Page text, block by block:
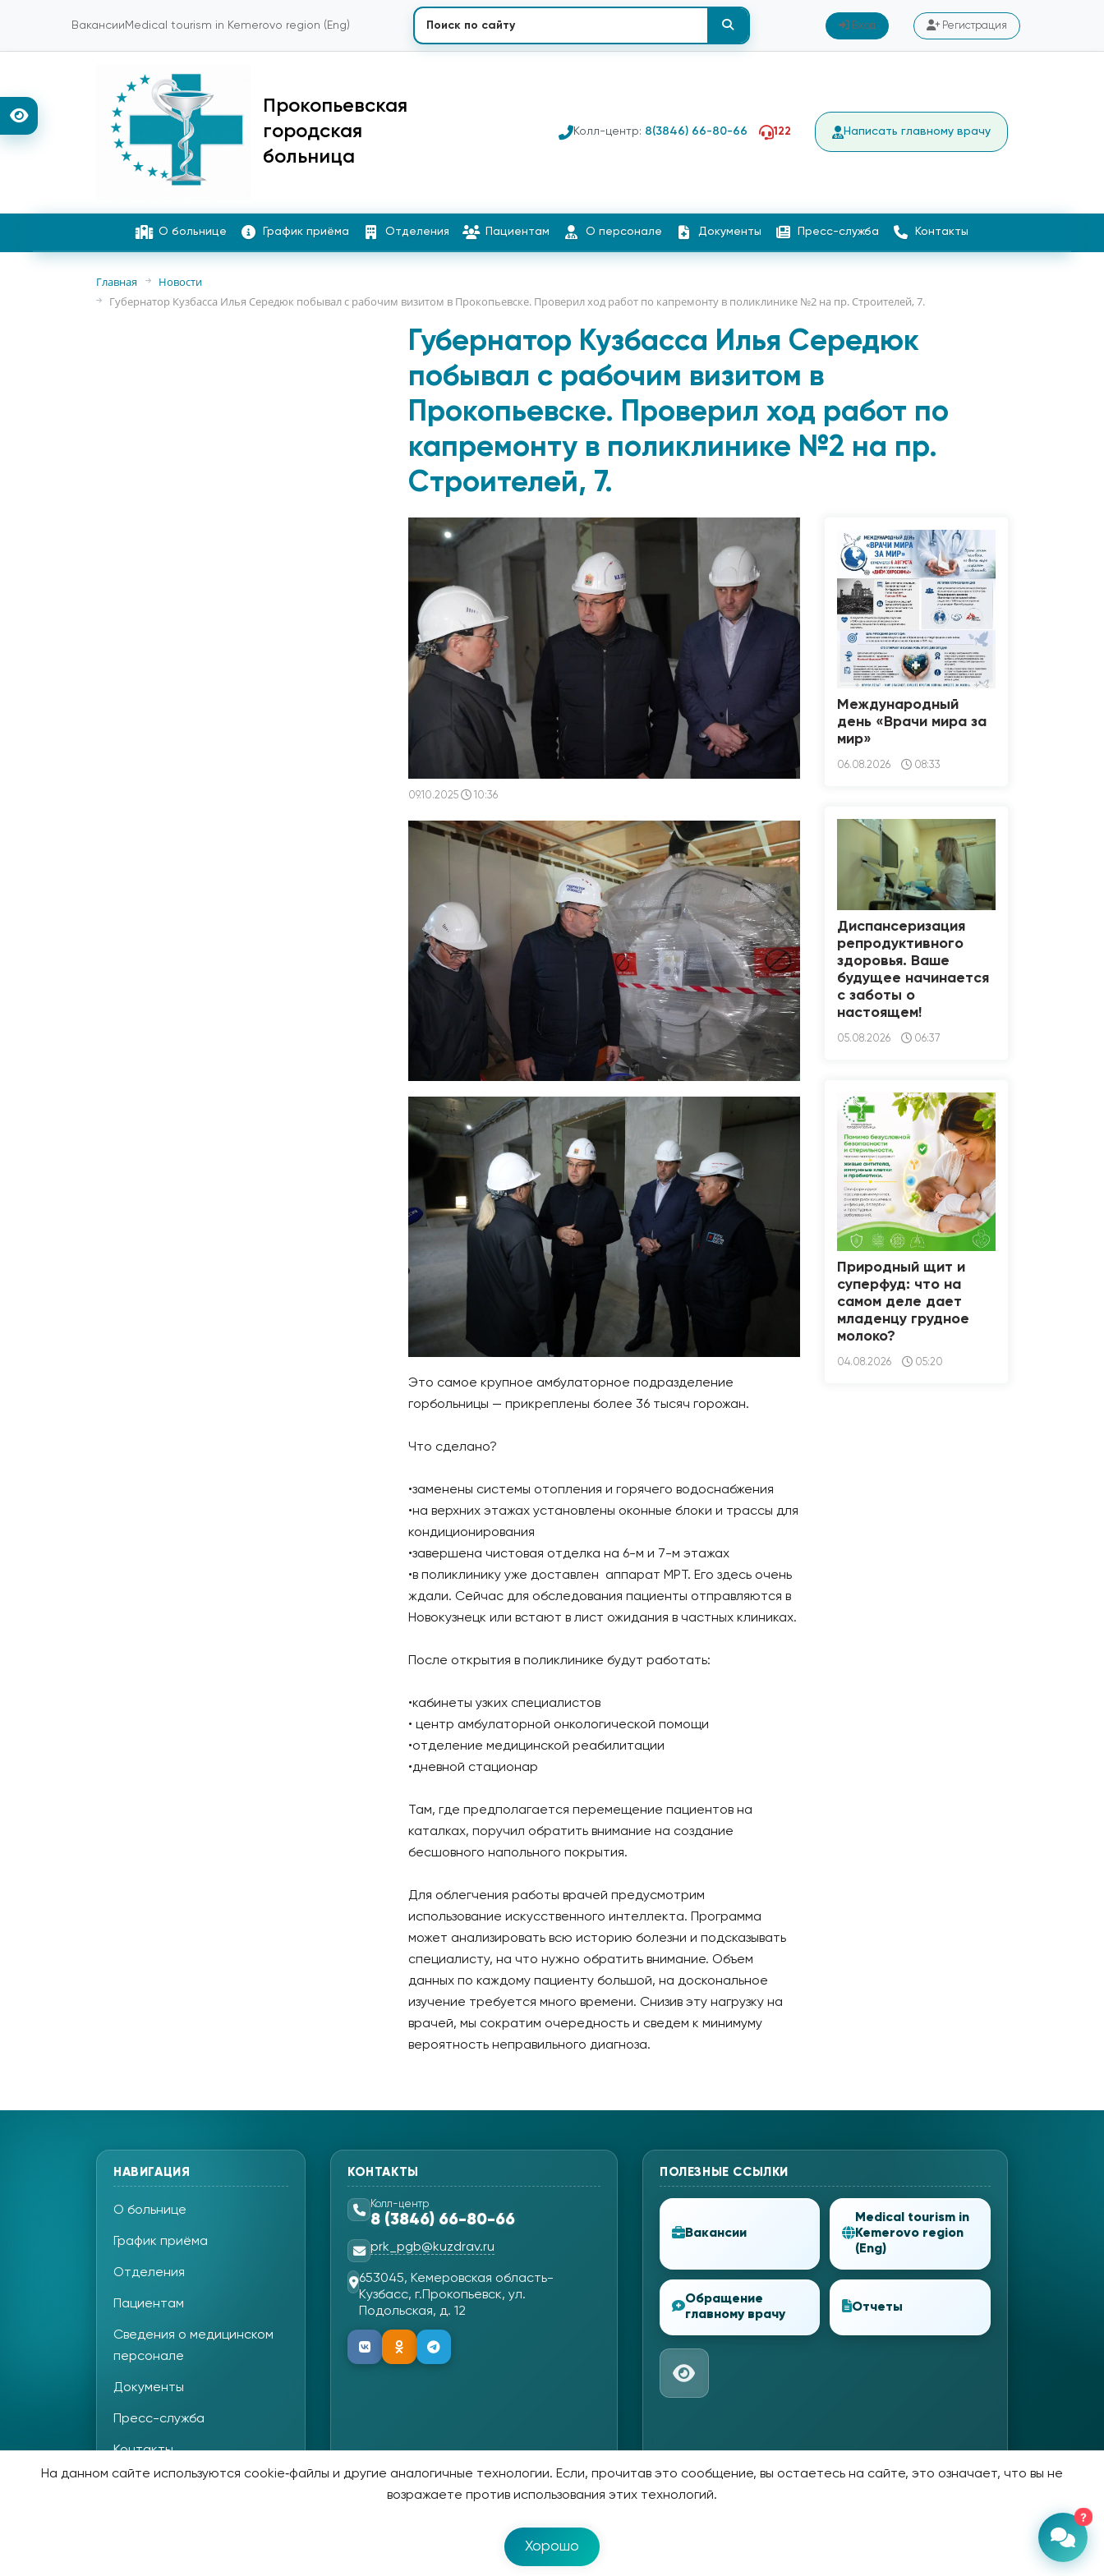
Вакансии Medical tourism in Kemerovo region (Eng) Вход Регистрация
Прокопьевская
городская
больница
Колл-центр: 8(3846) 66-80-66 122 Написать главному врачу
О больнице График приёма Отделения Пациентам О персонале Документы Пресс-служба Контакты
Главная
Новости
Губернатор Кузбасса Илья Середюк побывал с рабочим визитом в Прокопьевске. Проверил ход работ по капремонту в поликлинике №2 на пр. Строителей, 7.
Губернатор Кузбасса Илья Середюк
побывал с рабочим визитом в
Прокопьевске. Проверил ход работ по
капремонту в поликлинике №2 на пр.
Строителей, 7.
09.10.2025 10:36
Это самое крупное амбулаторное подразделение
горбольницы — прикреплены более 36 тысяч горожан.
Что сделано?
•заменены системы отопления и горячего водоснабжения
•на верхних этажах установлены оконные блоки и трассы для
кондиционирования
•завершена чистовая отделка на 6-м и 7-м этажах
•в поликлинику уже доставлен аппарат МРТ. Его здесь очень
ждали. Сейчас для обследования пациенты отправляются в
Новокузнецк или встают в лист ожидания в частных клиниках.
После открытия в поликлинике будут работать:
•кабинеты узких специалистов
• центр амбулаторной онкологической помощи
•отделение медицинской реабилитации
•дневной стационар
Там, где предполагается перемещение пациентов на
каталках, поручил обратить внимание на создание
бесшовного напольного покрытия.
Для облегчения работы врачей предусмотрим
использование искусственного интеллекта. Программа
может анализировать всю историю болезни и подсказывать
специалисту, на что нужно обратить внимание. Объем
данных по каждому пациенту большой, на доскональное
изучение требуется много времени. Снизив эту нагрузку на
врачей, мы сократим очередность и сведем к минимуму
вероятность неправильного диагноза.
Международный
день «Врачи мира за
мир»
06.08.2026 08:33
Диспансеризация
репродуктивного
здоровья. Ваше
будущее начинается
с заботы о
настоящем!
05.08.2026 06:37
Природный щит и
суперфуд: что на
самом деле дает
младенцу грудное
молоко?
04.08.2026 05:20
НАВИГАЦИЯ
О больнице
График приёма
Отделения
Пациентам
Сведения о медицинском
персонале
Документы
Пресс-служба
Контакты
КОНТАКТЫ
Колл-центр
8 (3846) 66-80-66
prk_pgb@kuzdrav.ru
653045, Кемеровская область-
Кузбасс, г.Прокопьевск, ул.
Подольская, д. 12
ПОЛЕЗНЫЕ ССЫЛКИ
Вакансии
Medical tourism in
Kemerovo region
(Eng)
Обращение
главному врачу
Отчеты
© 2026 Прокопьевская Городская Больница.
На данном сайте используются cookie‑файлы и другие аналогичные технологии. Если, прочитав это сообщение, вы остаетесь на сайте, это означает, что вы не
возражаете против использования этих технологий.
Хорошо
?